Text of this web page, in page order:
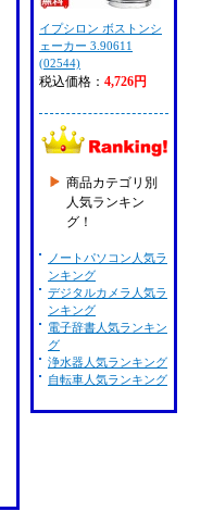
イプシロン ボストンシ
ェーカー 3.90611
(02544)
税込価格： 4,726円
商品カテゴリ別
人気ランキン
グ！
ノートパソコン人気ラ
ンキング
デジタルカメラ人気ラ
ンキング
電子辞書人気ランキン
グ
浄水器人気ランキング
自転車人気ランキング